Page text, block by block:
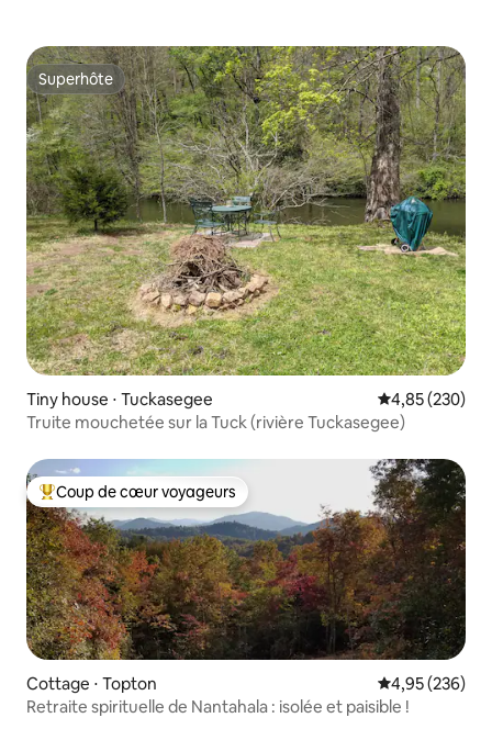
Superhôte
Superhôte
Tiny house ⋅ Tuckasegee Évaluation
4,85 (230)
Truite mouchetée sur la Tuck (rivière Tuckasegee)
Coups de cœur voyageurs les plus appréciés
Coup de cœur voyageurs
Cottage ⋅ Topton Évaluation
4,95 (236)
Retraite spirituelle de Nantahala : isolée et paisible !